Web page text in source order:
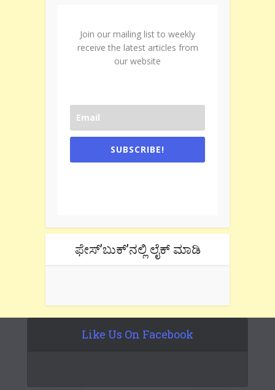
Join our mailing list to weekly
receive the latest articles from
our website
SUBSCRIBE!
ಫೇಸ್’ಬುಕ್’ನಲ್ಲಿ ಲೈಕ್ ಮಾಡಿ
Like Us On Facebook